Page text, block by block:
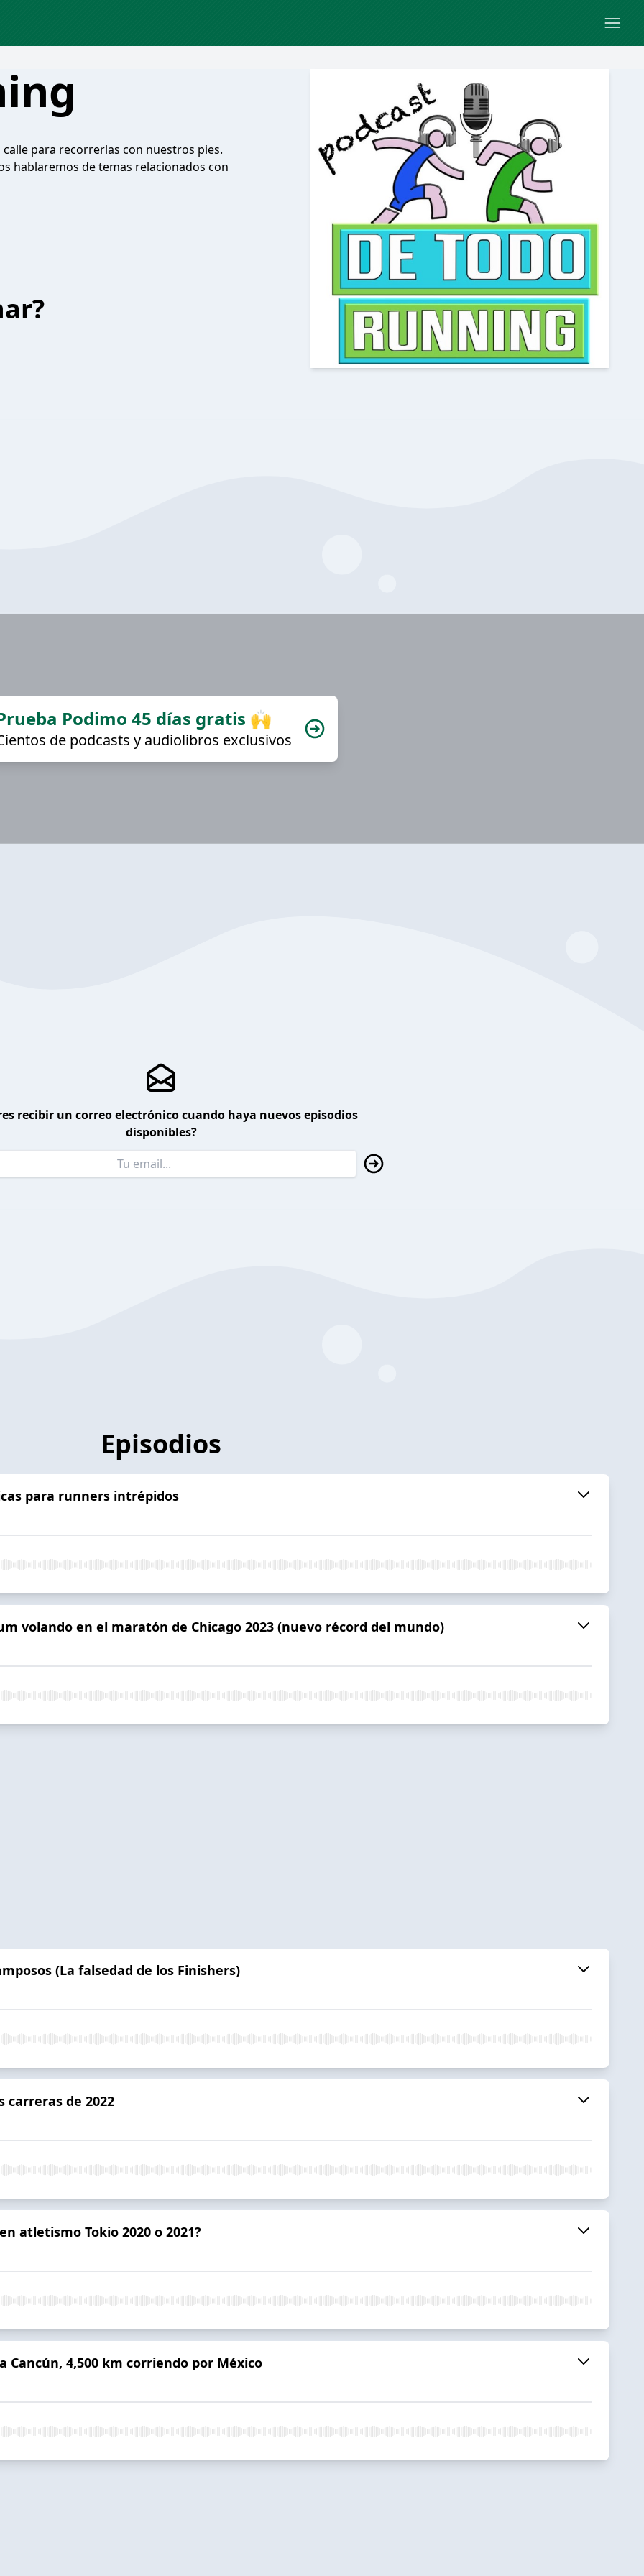
para recorrerlas con nuestros pies.
hablaremos de temas relacionados con
Podimo 45 días gratis 🙌
de podcasts y audiolibros exclusivos
recibir un correo electrónico cuando haya nuevos episodios
disponibles?
Episodios
para runners intrépidos
volando en el maratón de Chicago 2023 (nuevo récord del mundo)
(La falsedad de los Finishers)
carreras de 2022
atletismo Tokio 2020 o 2021?
Cancún, 4,500 km corriendo por México